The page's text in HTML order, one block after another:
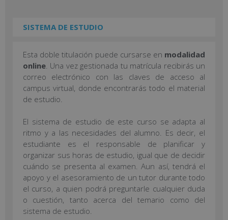
SISTEMA DE ESTUDIO
Esta doble titulación puede cursarse en modalidad
online . Una vez gestionada tu matrícula recibirás un
correo electrónico con las claves de acceso al
campus virtual, donde encontrarás todo el material
de estudio.
El sistema de estudio de este curso se adapta al
ritmo y a las necesidades del alumno. Es decir, el
estudiante es el responsable de planificar y
organizar sus horas de estudio, igual que de decidir
cuándo se presenta al examen. Aun así, tendrá el
apoyo y el asesoramiento de un tutor durante todo
el curso, a quien podrá preguntarle cualquier duda
o cuestión, tanto acerca del temario como del
sistema de estudio.